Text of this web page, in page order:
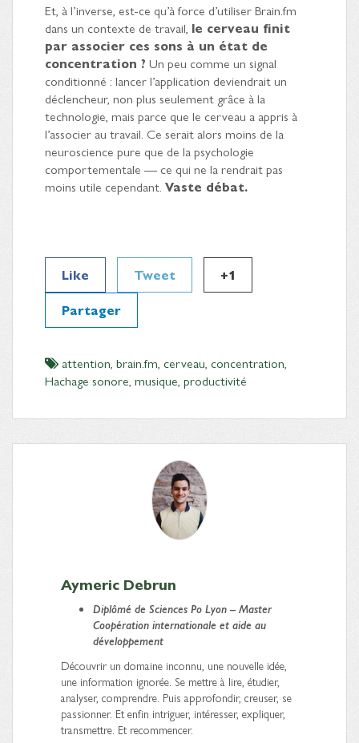
Et, à l’inverse, est-ce qu’à force d’utiliser Brain.fm
dans un contexte de travail, le cerveau finit
par associer ces sons à un état de
concentration ? Un peu comme un signal
conditionné : lancer l’application deviendrait un
déclencheur, non plus seulement grâce à la
technologie, mais parce que le cerveau a appris à
l’associer au travail. Ce serait alors moins de la
neuroscience pure que de la psychologie
comportementale — ce qui ne la rendrait pas
moins utile cependant. Vaste débat.
Like Tweet
+1
Partager
attention, brain.fm, cerveau, concentration,
Hachage sonore, musique, productivité
Aymeric Debrun
Diplômé de Sciences Po Lyon – Master
Coopération internationale et aide au
développement
Découvrir un domaine inconnu, une nouvelle idée,
une information ignorée. Se mettre à lire, étudier,
analyser, comprendre. Puis approfondir, creuser, se
passionner. Et enfin intriguer, intéresser, expliquer,
transmettre. Et recommencer.